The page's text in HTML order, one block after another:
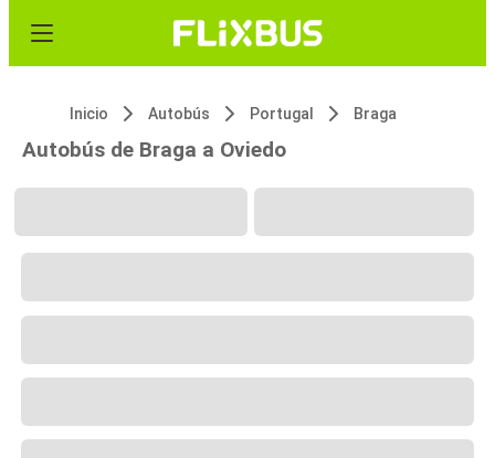
Inicio Autobús Portugal Braga
Autobús de Braga a Oviedo